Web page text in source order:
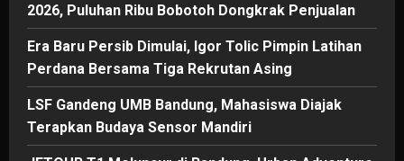
2026, Puluhan Ribu Bobotoh Dongkrak Penjualan
Era Baru Persib Dimulai, Igor Tolic Pimpin Latihan
Perdana Bersama Tiga Rekrutan Asing
LSF Gandeng UMB Bandung, Mahasiswa Diajak
Terapkan Budaya Sensor Mandiri